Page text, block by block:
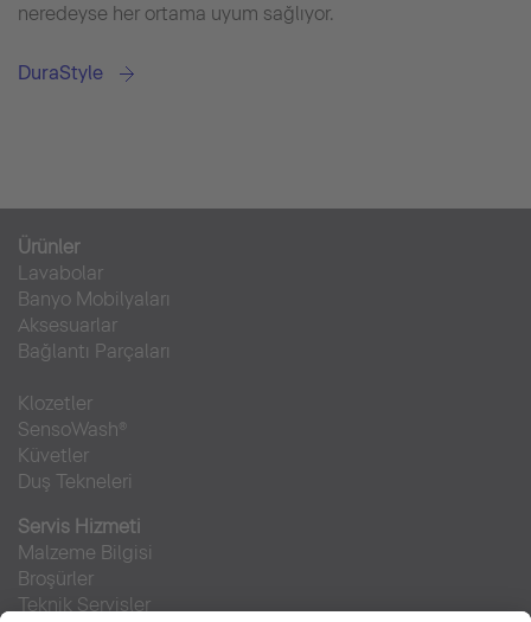
neredeyse her ortama uyum sağlıyor.
DuraStyle
Ürünler
Lavabolar
Banyo Mobilyaları
Aksesuarlar
Bağlantı Parçaları
Klozetler
SensoWash®
Küvetler
Duş Tekneleri
Servis Hizmeti
Malzeme Bilgisi
Broşürler
Teknik Servisler